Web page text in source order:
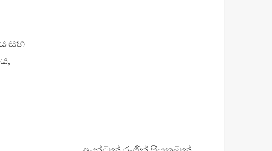
සහ